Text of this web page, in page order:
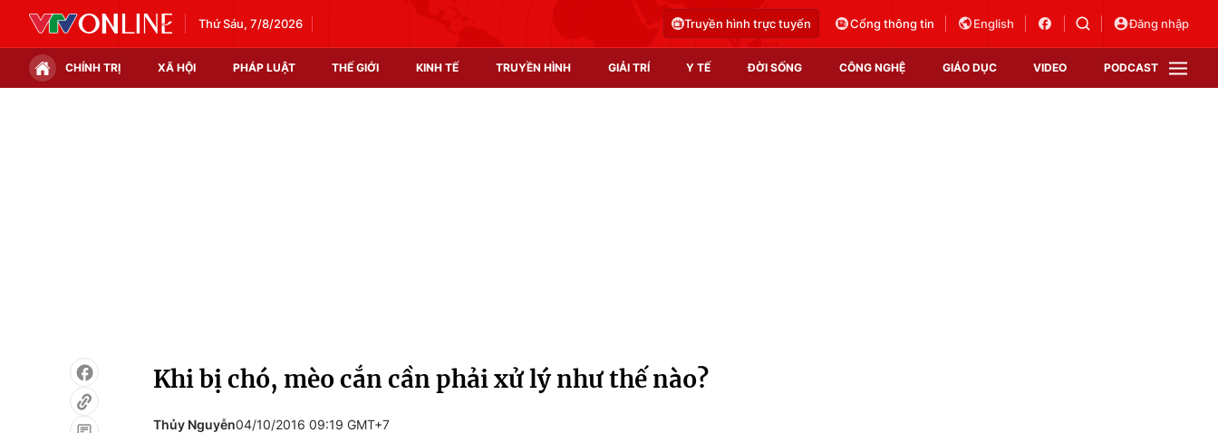
Thứ Sáu, 7/8/2026 Truyền hình trực tuyến Cổng thông tin English Đăng nhập
CHÍNH TRỊ XÃ HỘI PHÁP LUẬT THẾ GIỚI KINH TẾ TRUYỀN HÌNH GIẢI TRÍ Y TẾ ĐỜI SỐNG CÔNG NGHỆ GIÁO DỤC VIDEO PODCAST
Khi bị chó, mèo cắn cần phải xử lý như thế nào?
Thủy Nguyễn04/10/2016 09:19 GMT+7